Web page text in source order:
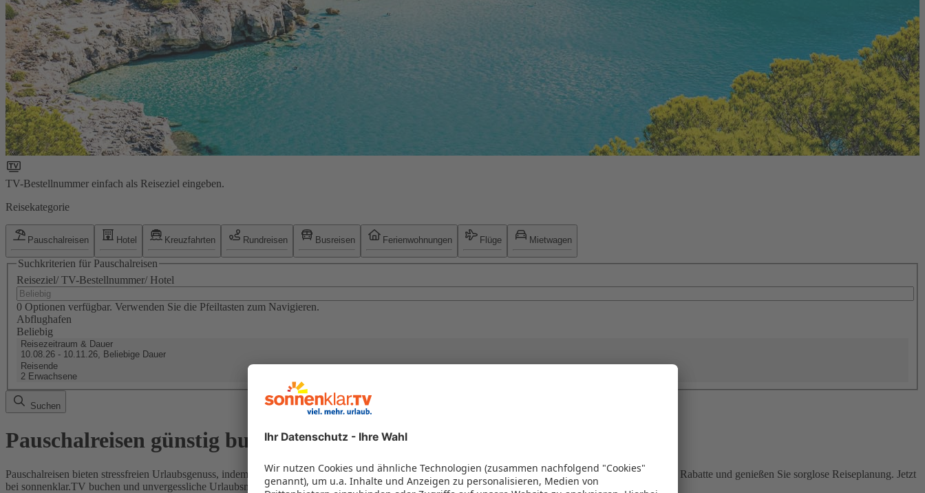
TV-Bestellnummer einfach als Reiseziel eingeben.
Reisekategorie
Pauschalreisen Hotel Kreuzfahrten Rundreisen Busreisen Ferienwohnungen Flüge Mietwagen
Suchkriterien für Pauschalreisen
Reiseziel/ TV-Bestellnummer/ Hotel
0 Optionen verfügbar. Verwenden Sie die Pfeiltasten zum Navigieren.
Abflughafen
Beliebig
Reisezeitraum & Dauer
10.08.26 - 10.11.26, Beliebige Dauer
Reisende
2 Erwachsene
Suchen
Pauschalreisen günstig buchen
Pauschalreisen bieten stressfreien Urlaubsgenuss, indem Flug und Hotel in einem Paket kombiniert werden – das spart Zeit und Geld. Nutzen Sie attraktive Rabatte und genießen Sie sorglose Reiseplanung. Jetzt
bei sonnenklar.TV buchen und unvergessliche Urlaubsmomente erleben!